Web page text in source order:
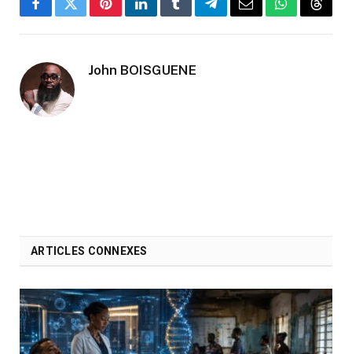
FacebookTwitterPinterestLinkedInTumblrTelegramEmailWhatsApp
John BOISGUENE
ARTICLES CONNEXES